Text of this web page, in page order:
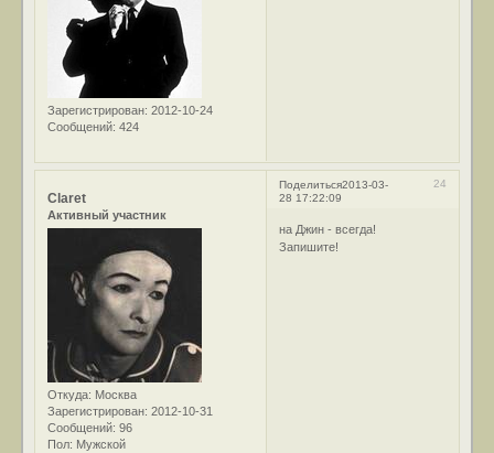
Зарегистрирован: 2012-10-24
Сообщений: 424
Поделиться 24
2013-03-
28 17:22:09
Claret
Активный участник
Откуда: Москва
Зарегистрирован: 2012-10-31
Сообщений: 96
Пол: Мужской
на Джин - всегда!
Запишите!